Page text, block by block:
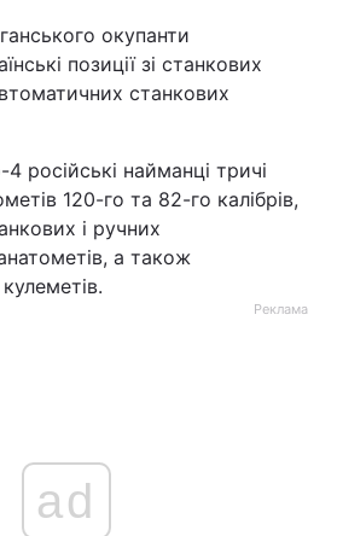
окупанти
позиції зі станкових
станкових
російські найманці тричі
120-го та 82-го калібрів,
і ручних
а також
Реклама
ad